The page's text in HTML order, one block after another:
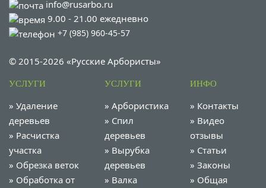
info@rusarbo.ru
9.00 - 21.00 ежедневно
+7 (985) 960-45-57
© 2015-2026 «Русские Арбористы»
УСЛУГИ
» Удаление
деревьев
» Расчистка
участка
» Обрезка веток
» Обработка от
УСЛУГИ
» Арбористика
» Спил
деревьев
» Вырубка
деревьев
» Валка
ИНФО
» Контакты
» Видео
отзывы
» Статьи
» Законы
» Общая